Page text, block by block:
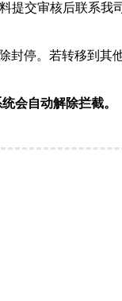
提交审核后联系我
封停。若转移到其
会自动解除拦截。